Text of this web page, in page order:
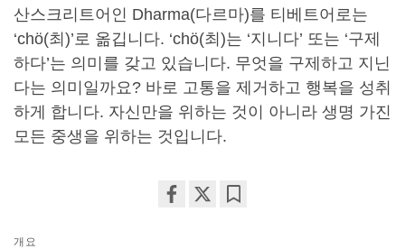
산스크리트어인 Dharma(다르마)를 티베트어로는
‘chö(최)’로 옮깁니다. ‘chö(최)는 ‘지니다’ 또는 ‘구제
하다’는 의미를 갖고 있습니다. 무엇을 구제하고 지닌
다는 의미일까요? 바로 고통을 제거하고 행복을 성취
하게 합니다. 자신만을 위하는 것이 아니라 생명 가진
모든 중생을 위하는 것입니다.
개요